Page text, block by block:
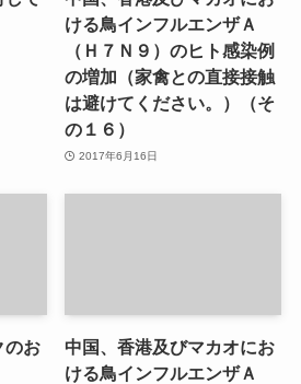
ける鳥インフルエンザＡ
（Ｈ７Ｎ９）のヒト感染例
の増加（家禽との直接接触
は避けてください。）（そ
の１６）
2017年6月16日
のお
中国、香港及びマカオにお
ける鳥インフルエンザＡ